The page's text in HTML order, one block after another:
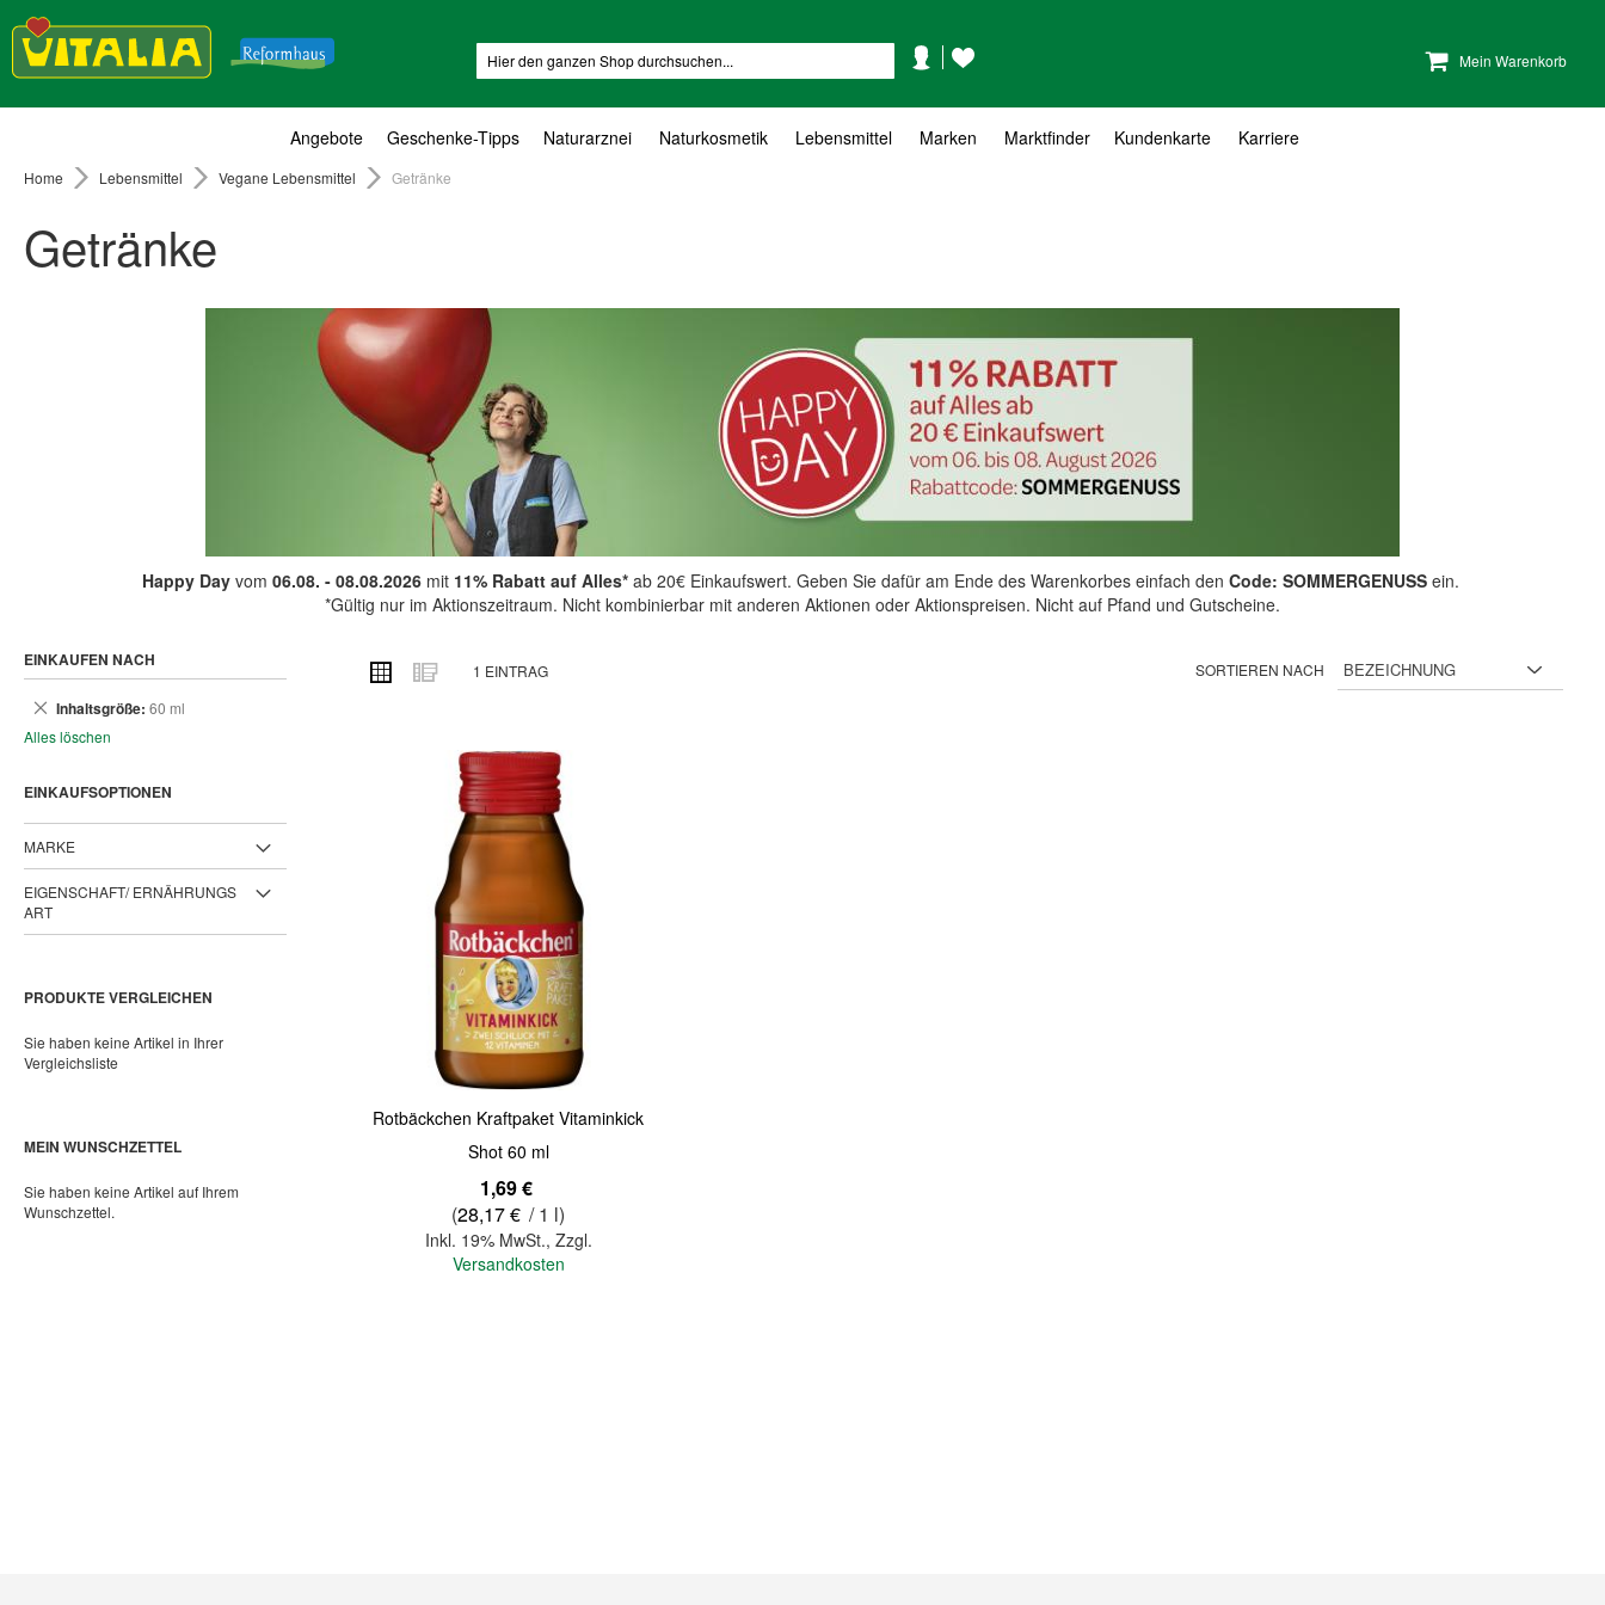
Mein Warenkorb
KontoWunschzettel
Angebote Geschenke-Tipps Naturarznei Naturkosmetik Lebensmittel Marken Marktfinder Kundenkarte Karriere
Home Lebensmittel Vegane Lebensmittel Getränke
Getränke
Happy Dayvom 06.08. - 08.08.2026mit 11% Rabatt auf Alles*ab 20€ Einkaufswert. Geben Sie dafür am Ende des Warenkorbes einfach den Code: SOMMERGENUSSein.
*Gültig nur im Aktionszeitraum. Nicht kombinierbar mit anderen Aktionen oder Aktionspreisen. Nicht auf Pfand und Gutscheine.
ANSICHT
ALS
Raster Liste
1 EINTRAG SORTIEREN NACH
Rotbäckchen Kraftpaket Vitaminkick
Shot 60 ml
1,69 €
(28,17 € / 1 l)
Inkl. 19% MwSt., Zzgl.
Versandkosten
EINKAUFEN NACH
Inhaltsgröße 60 ml
Dies
Alles löschen
EINKAUFSOPTIONEN
MARKE
EIGENSCHAFT/ ERNÄHRUNGS
ART
PRODUKTE VERGLEICHEN
Sie haben keine Artikel in Ihrer
Vergleichsliste
MEIN WUNSCHZETTEL
Sie haben keine Artikel auf Ihrem
Wunschzettel.